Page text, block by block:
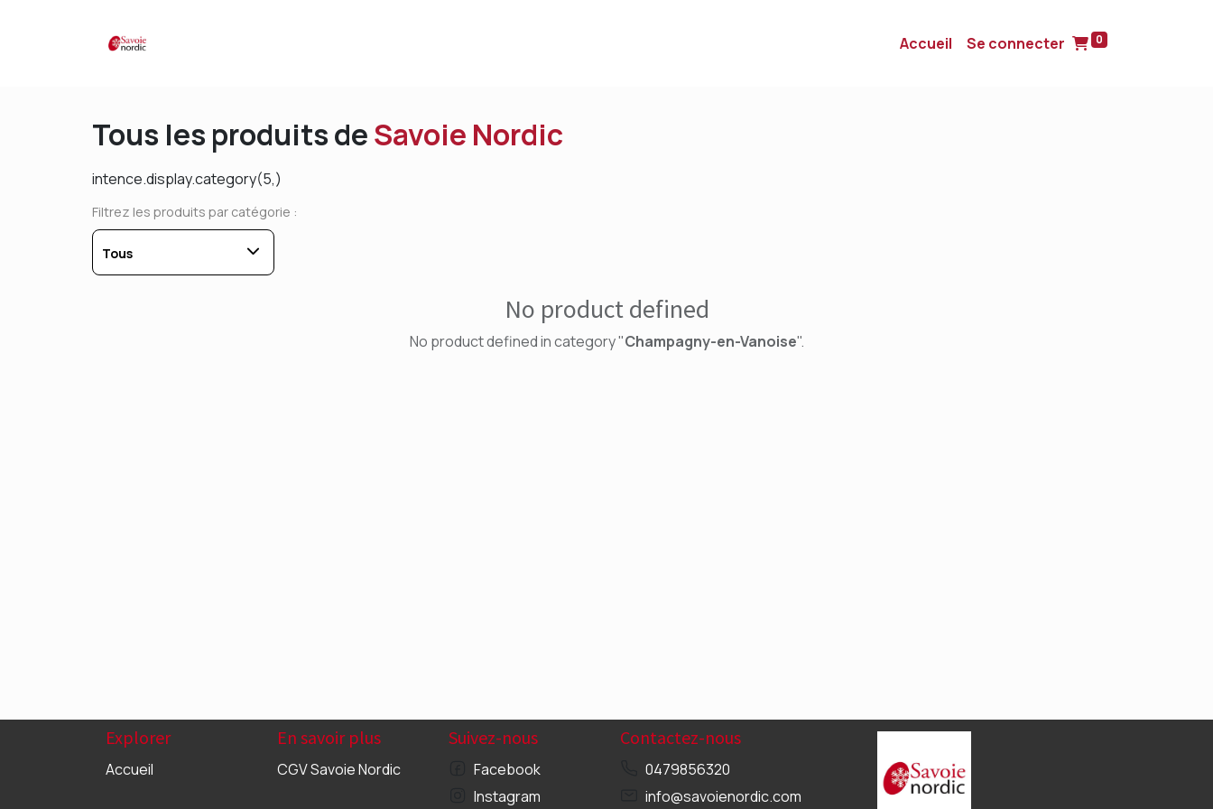
Accueil Se connecter 0
Tous les produits deSavoie Nordic
intence.display.category(5,)
Filtrez les produits par catégorie :
Tous
No product defined
No product defined in category "Champagny-en-Vanoise".
Explorer
Accueil
En savoir plus
CGV Savoie Nordic
Suivez-nous
Facebook
Instagram
Contactez-nous
0479856320
info@savoienordic.com